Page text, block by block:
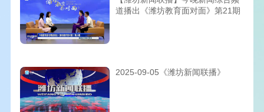
道播出《潍坊教育面对面》第21期
2025-09-05《潍坊新闻联播》